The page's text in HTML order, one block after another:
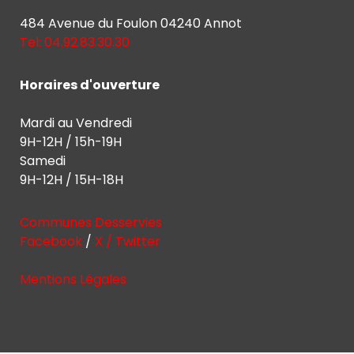
484 Avenue du Foulon 04240 Annot
Tel: 04.92.83.30.30
Horaires d'ouverture
Mardi au Vendredi
9H-12H / 15h-19H
Samedi
9H-12H / 15H-18H
Communes Desservies
Facebook / X / Twitter
Mentions Légales